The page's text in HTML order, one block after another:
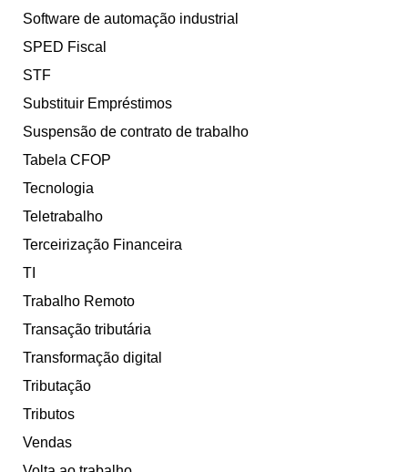
Software de automação industrial
SPED Fiscal
STF
Substituir Empréstimos
Suspensão de contrato de trabalho
Tabela CFOP
Tecnologia
Teletrabalho
Terceirização Financeira
TI
Trabalho Remoto
Transação tributária
Transformação digital
Tributação
Tributos
Vendas